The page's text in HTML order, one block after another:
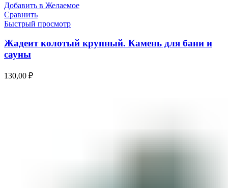
Добавить в Желаемое
Сравнить
Быстрый просмотр
Жадеит колотый крупный. Камень для бани и
сауны
130,00 ₽